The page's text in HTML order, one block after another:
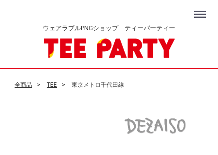
ウェアラブルPNGショップ ティーパーティー
Menu
全商品 TEE 東京メトロ千代田線